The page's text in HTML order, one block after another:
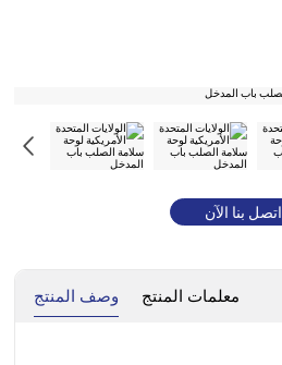
اتصل بنا الآن
وصف المنتج معلمات المنتج